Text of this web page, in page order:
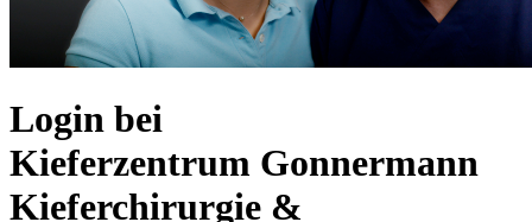
Login bei
Kieferzentrum Gonnermann
Kieferchirurgie &